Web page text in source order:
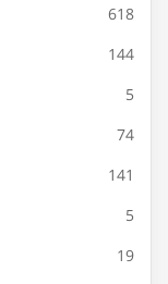
618
144
5
74
141
5
19